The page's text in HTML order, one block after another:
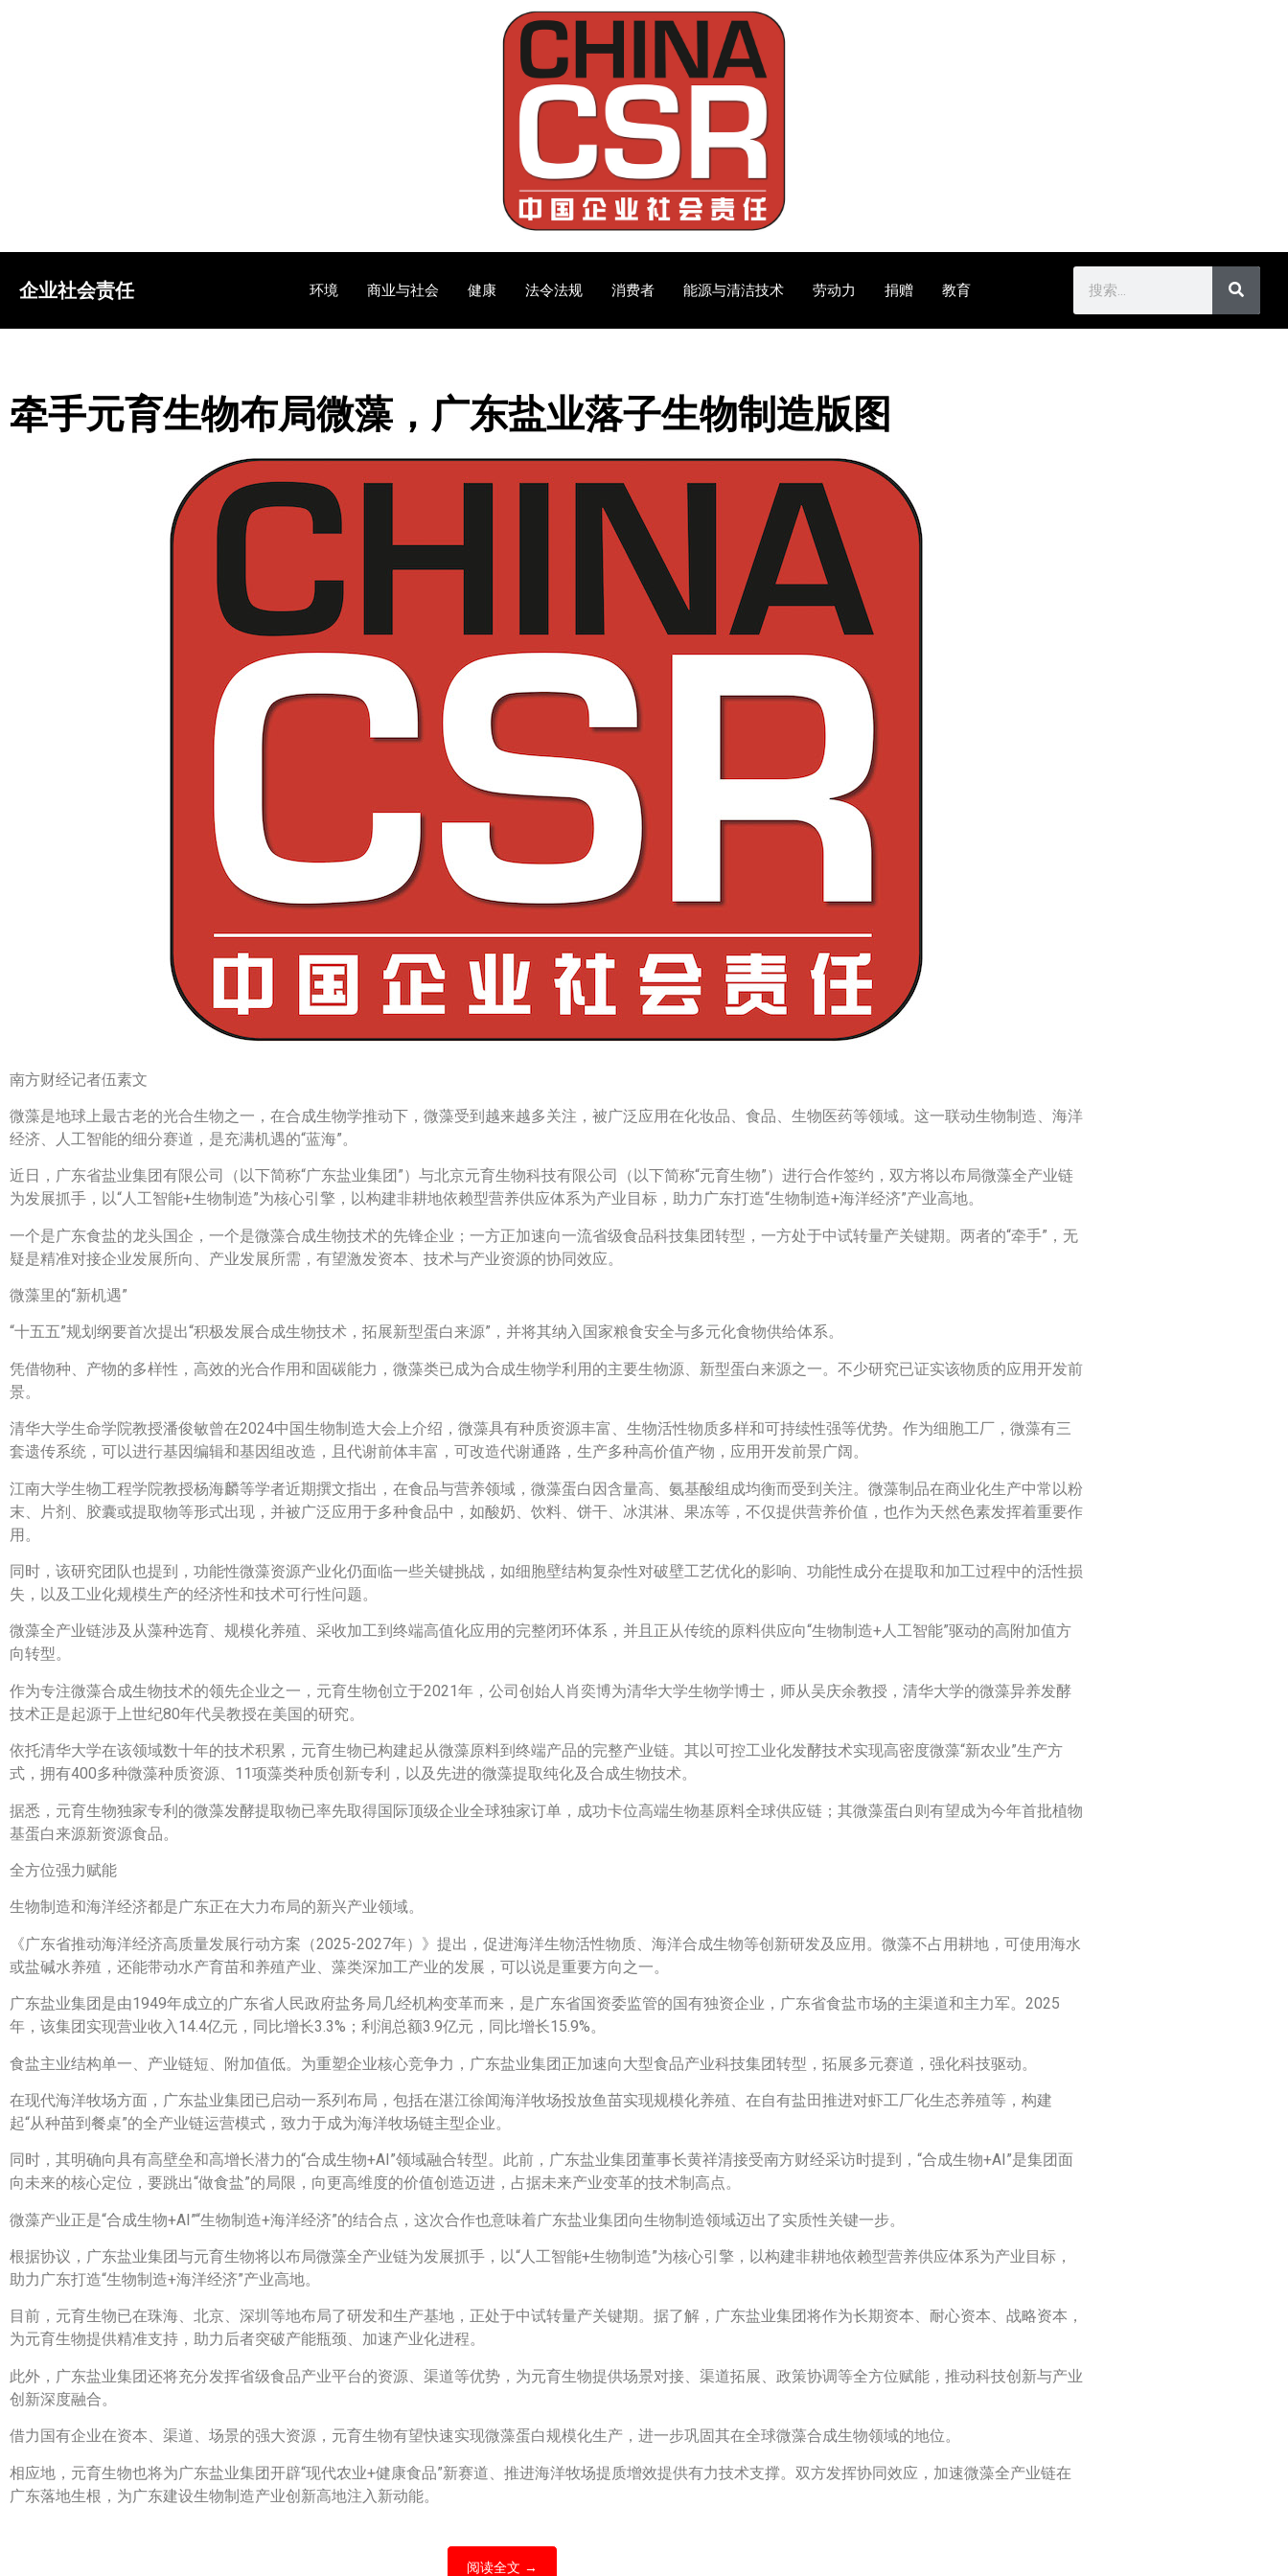
企业社会责任 环境 商业与社会 健康 法令法规 消费者 能源与清洁技术 劳动力 捐赠 教育
牵手元育生物布局微藻，广东盐业落子生物制造版图
南方财经记者伍素文
微藻是地球上最古老的光合生物之一，在合成生物学推动下，微藻受到越来越多关注，被广泛应用在化妆品、食品、生物医药等领域。这一联动生物制造、海洋
经济、人工智能的细分赛道，是充满机遇的“蓝海”。
近日，广东省盐业集团有限公司（以下简称“广东盐业集团”）与北京元育生物科技有限公司（以下简称“元育生物”）进行合作签约，双方将以布局微藻全产业链
为发展抓手，以“人工智能+生物制造”为核心引擎，以构建非耕地依赖型营养供应体系为产业目标，助力广东打造“生物制造+海洋经济”产业高地。
一个是广东食盐的龙头国企，一个是微藻合成生物技术的先锋企业；一方正加速向一流省级食品科技集团转型，一方处于中试转量产关键期。两者的“牵手”，无
疑是精准对接企业发展所向、产业发展所需，有望激发资本、技术与产业资源的协同效应。
微藻里的“新机遇”
“十五五”规划纲要首次提出“积极发展合成生物技术，拓展新型蛋白来源”，并将其纳入国家粮食安全与多元化食物供给体系。
凭借物种、产物的多样性，高效的光合作用和固碳能力，微藻类已成为合成生物学利用的主要生物源、新型蛋白来源之一。不少研究已证实该物质的应用开发前
景。
清华大学生命学院教授潘俊敏曾在2024中国生物制造大会上介绍，微藻具有种质资源丰富、生物活性物质多样和可持续性强等优势。作为细胞工厂，微藻有三
套遗传系统，可以进行基因编辑和基因组改造，且代谢前体丰富，可改造代谢通路，生产多种高价值产物，应用开发前景广阔。
江南大学生物工程学院教授杨海麟等学者近期撰文指出，在食品与营养领域，微藻蛋白因含量高、氨基酸组成均衡而受到关注。微藻制品在商业化生产中常以粉
末、片剂、胶囊或提取物等形式出现，并被广泛应用于多种食品中，如酸奶、饮料、饼干、冰淇淋、果冻等，不仅提供营养价值，也作为天然色素发挥着重要作
用。
同时，该研究团队也提到，功能性微藻资源产业化仍面临一些关键挑战，如细胞壁结构复杂性对破壁工艺优化的影响、功能性成分在提取和加工过程中的活性损
失，以及工业化规模生产的经济性和技术可行性问题。
微藻全产业链涉及从藻种选育、规模化养殖、采收加工到终端高值化应用的完整闭环体系，并且正从传统的原料供应向“生物制造+人工智能”驱动的高附加值方
向转型。
作为专注微藻合成生物技术的领先企业之一，元育生物创立于2021年，公司创始人肖奕博为清华大学生物学博士，师从吴庆余教授，清华大学的微藻异养发酵
技术正是起源于上世纪80年代吴教授在美国的研究。
依托清华大学在该领域数十年的技术积累，元育生物已构建起从微藻原料到终端产品的完整产业链。其以可控工业化发酵技术实现高密度微藻“新农业”生产方
式，拥有400多种微藻种质资源、11项藻类种质创新专利，以及先进的微藻提取纯化及合成生物技术。
据悉，元育生物独家专利的微藻发酵提取物已率先取得国际顶级企业全球独家订单，成功卡位高端生物基原料全球供应链；其微藻蛋白则有望成为今年首批植物
基蛋白来源新资源食品。
全方位强力赋能
生物制造和海洋经济都是广东正在大力布局的新兴产业领域。
《广东省推动海洋经济高质量发展行动方案（2025-2027年）》提出，促进海洋生物活性物质、海洋合成生物等创新研发及应用。微藻不占用耕地，可使用海水
或盐碱水养殖，还能带动水产育苗和养殖产业、藻类深加工产业的发展，可以说是重要方向之一。
广东盐业集团是由1949年成立的广东省人民政府盐务局几经机构变革而来，是广东省国资委监管的国有独资企业，广东省食盐市场的主渠道和主力军。2025
年，该集团实现营业收入14.4亿元，同比增长3.3%；利润总额3.9亿元，同比增长15.9%。
食盐主业结构单一、产业链短、附加值低。为重塑企业核心竞争力，广东盐业集团正加速向大型食品产业科技集团转型，拓展多元赛道，强化科技驱动。
在现代海洋牧场方面，广东盐业集团已启动一系列布局，包括在湛江徐闻海洋牧场投放鱼苗实现规模化养殖、在自有盐田推进对虾工厂化生态养殖等，构建
起“从种苗到餐桌”的全产业链运营模式，致力于成为海洋牧场链主型企业。
同时，其明确向具有高壁垒和高增长潜力的“合成生物+AI”领域融合转型。此前，广东盐业集团董事长黄祥清接受南方财经采访时提到，“合成生物+AI”是集团面
向未来的核心定位，要跳出“做食盐”的局限，向更高维度的价值创造迈进，占据未来产业变革的技术制高点。
微藻产业正是“合成生物+AI”“生物制造+海洋经济”的结合点，这次合作也意味着广东盐业集团向生物制造领域迈出了实质性关键一步。
根据协议，广东盐业集团与元育生物将以布局微藻全产业链为发展抓手，以“人工智能+生物制造”为核心引擎，以构建非耕地依赖型营养供应体系为产业目标，
助力广东打造“生物制造+海洋经济”产业高地。
目前，元育生物已在珠海、北京、深圳等地布局了研发和生产基地，正处于中试转量产关键期。据了解，广东盐业集团将作为长期资本、耐心资本、战略资本，
为元育生物提供精准支持，助力后者突破产能瓶颈、加速产业化进程。
此外，广东盐业集团还将充分发挥省级食品产业平台的资源、渠道等优势，为元育生物提供场景对接、渠道拓展、政策协调等全方位赋能，推动科技创新与产业
创新深度融合。
借力国有企业在资本、渠道、场景的强大资源，元育生物有望快速实现微藻蛋白规模化生产，进一步巩固其在全球微藻合成生物领域的地位。
相应地，元育生物也将为广东盐业集团开辟“现代农业+健康食品”新赛道、推进海洋牧场提质增效提供有力技术支撑。双方发挥协同效应，加速微藻全产业链在
广东落地生根，为广东建设生物制造产业创新高地注入新动能。
阅读全文 →